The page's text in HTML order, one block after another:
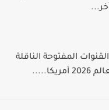
المفتوحة الناقلة